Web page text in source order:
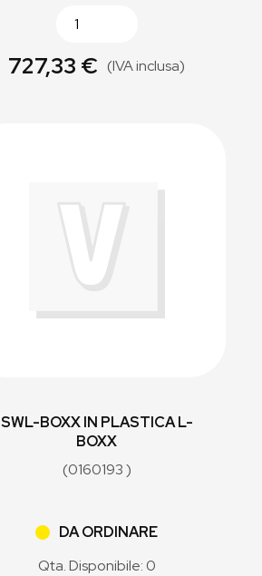
727,33 € (IVA inclusa)
SWL-BOXX IN PLASTICA L-
BOXX
(0160193 )
DA ORDINARE
Qta. Disponibile: 0